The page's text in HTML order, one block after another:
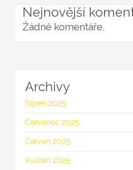
Nejnovější
Žádné komentáře.
Archivy
Srpen 2025
Červenec 2025
Červen 2025
Květen 2025